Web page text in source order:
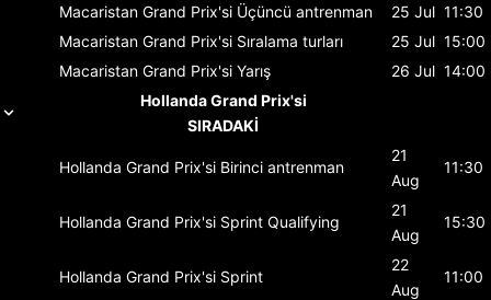
Macaristan Grand Prix'si Üçüncü antrenman 25 Jul 11:30
Macaristan Grand Prix'si Sıralama turları 25 Jul 15:00
Macaristan Grand Prix'si Yarış 26 Jul 14:00
Hollanda Grand Prix'si
SIRADAKİ
Hollanda Grand Prix'si Birinci antrenman
21
Aug
11:30
Hollanda Grand Prix'si Sprint Qualifying
21
Aug
15:30
Hollanda Grand Prix'si Sprint
22
Aug
11:00